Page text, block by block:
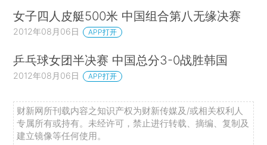
女子四人皮艇500米 中国组合第八无缘决赛
2012年08月06日 APP打开
乒乓球女团半决赛 中国总分3-0战胜韩国
2012年08月06日 APP打开
财新网所刊载内容之知识产权为财新传媒及/或相关权利人
专属所有或持有。未经许可，禁止进行转载、摘编、复制及
建立镜像等任何使用。